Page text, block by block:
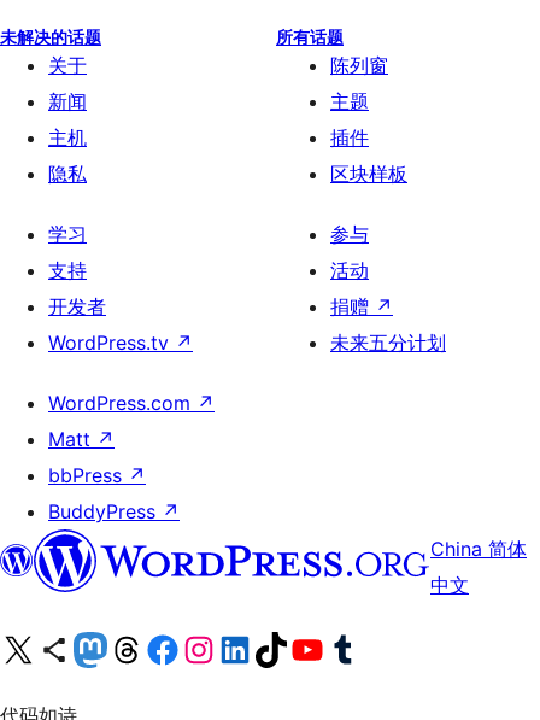
未解决的话题 所有话题
关于
新闻
主机
隐私
陈列窗
主题
插件
区块样板
学习
支持
开发者
WordPress.tv ↗
参与
活动
捐赠 ↗
未来五分计划
WordPress.com ↗
Matt ↗
bbPress ↗
BuddyPress ↗
China 简体
中文
关注我们的 X（原 Twitter）账号 访问我们的 Bluesky 账号 关注我们的 Mastodon 账号 访问我们的 Threads 账号 访问我们的 Facebook 公共主页 关注我们的 Instagram 账号 关注我们的 LinkedIn 主页 访问我们的 TikTok 账号 访问我们的 YouTube 频道 访问我们的 Tumblr 账号
代码如诗